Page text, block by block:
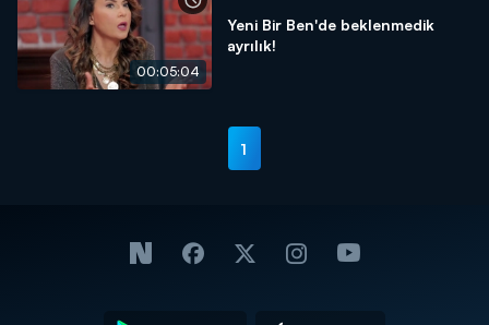
00:05:04
Yeni Bir Ben'de beklenmedik
ayrılık!
1